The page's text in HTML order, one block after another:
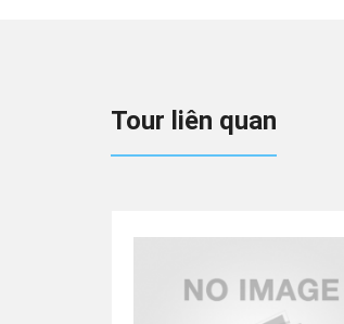
Tour liên quan